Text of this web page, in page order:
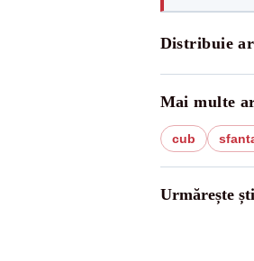
Distribuie
Mai multe
cub
Urmărește